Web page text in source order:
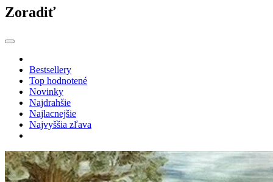
Zoradiť
Bestsellery
Top hodnotené
Novinky
Najdrahšie
Najlacnejšie
Najvyššia zľava